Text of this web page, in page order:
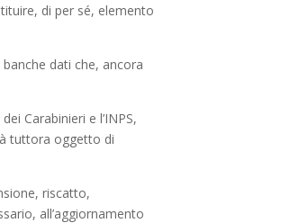
di per sé, elemento
dati che, ancora
Carabinieri e l’INPS,
tuttora oggetto di
riscatto,
all’aggiornamento